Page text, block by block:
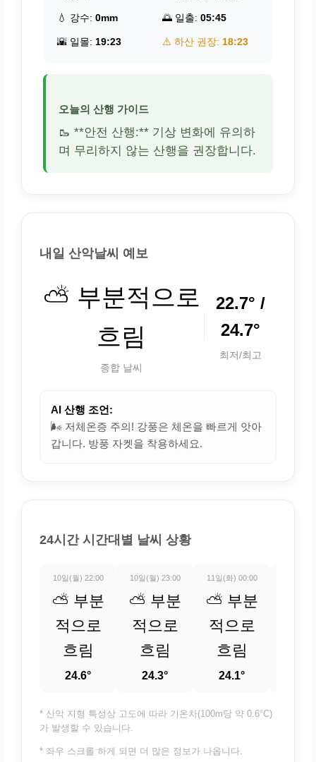
💧 강수: 0mm 🌅 일출: 05:45
🌇 일몰: 19:23 ⚠️ 하산 권장: 18:23
오늘의 산행 가이드
🥾 **안전 산행:** 기상 변화에 유의하
며 무리하지 않는 산행을 권장합니다.
내일 산악날씨 예보
⛅ 부분적으로
흐림
종합 날씨
22.7° /
24.7°
최저/최고
AI 산행 조언:
🌬️ 저체온증 주의! 강풍은 체온을 빠르게 앗아
갑니다. 방풍 자켓을 착용하세요.
24시간 시간대별 날씨 상황
10일(월) 22:00
⛅ 부분
적으로
흐림
24.6°
10일(월) 23:00
⛅ 부분
적으로
흐림
24.3°
11일(화) 00:00
⛅ 부분
적으로
흐림
24.1°
* 산악 지형 특성상 고도에 따라 기온차(100m당 약 0.6°C)
가 발생할 수 있습니다.
* 좌우 스크롤 하게 되면 더 많은 정보가 나옵니다.